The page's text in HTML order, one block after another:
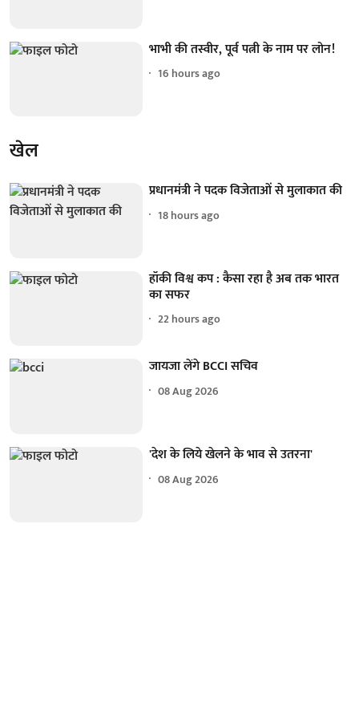
भाभी की तस्वीर, पूर्व पत्नी के नाम पर लोन!
16 hours ago
खेल
प्रधानमंत्री ने पदक विजेताओं से मुलाकात की
18 hours ago
हॉकी विश्व कप : कैसा रहा है अब तक भारत
का सफर
22 hours ago
जायजा लेंगे BCCI सचिव
08 Aug 2026
'देश के लिये खेलने के भाव से उतरना'
08 Aug 2026